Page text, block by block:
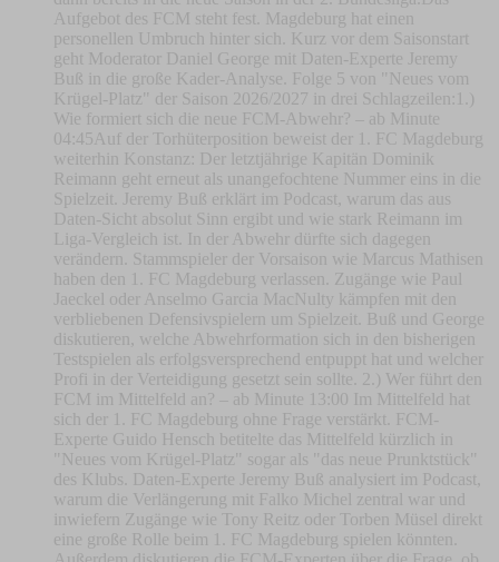
Aufgebot des FCM steht fest. Magdeburg hat einen
personellen Umbruch hinter sich. Kurz vor dem Saisonstart
geht Moderator Daniel George mit Daten-Experte Jeremy
Buß in die große Kader-Analyse. Folge 5 von "Neues vom
Krügel-Platz" der Saison 2026/2027 in drei Schlagzeilen:1.)
Wie formiert sich die neue FCM-Abwehr? – ab Minute
04:45Auf der Torhüterposition beweist der 1. FC Magdeburg
weiterhin Konstanz: Der letztjährige Kapitän Dominik
Reimann geht erneut als unangefochtene Nummer eins in die
Spielzeit. Jeremy Buß erklärt im Podcast, warum das aus
Daten-Sicht absolut Sinn ergibt und wie stark Reimann im
Liga-Vergleich ist. In der Abwehr dürfte sich dagegen
verändern. Stammspieler der Vorsaison wie Marcus Mathisen
haben den 1. FC Magdeburg verlassen. Zugänge wie Paul
Jaeckel oder Anselmo Garcia MacNulty kämpfen mit den
verbliebenen Defensivspielern um Spielzeit. Buß und George
diskutieren, welche Abwehrformation sich in den bisherigen
Testspielen als erfolgsversprechend entpuppt hat und welcher
Profi in der Verteidigung gesetzt sein sollte. 2.) Wer führt den
FCM im Mittelfeld an? – ab Minute 13:00 Im Mittelfeld hat
sich der 1. FC Magdeburg ohne Frage verstärkt. FCM-
Experte Guido Hensch betitelte das Mittelfeld kürzlich in
"Neues vom Krügel-Platz" sogar als "das neue Prunktstück"
des Klubs. Daten-Experte Jeremy Buß analysiert im Podcast,
warum die Verlängerung mit Falko Michel zentral war und
inwiefern Zugänge wie Tony Reitz oder Torben Müsel direkt
eine große Rolle beim 1. FC Magdeburg spielen könnten.